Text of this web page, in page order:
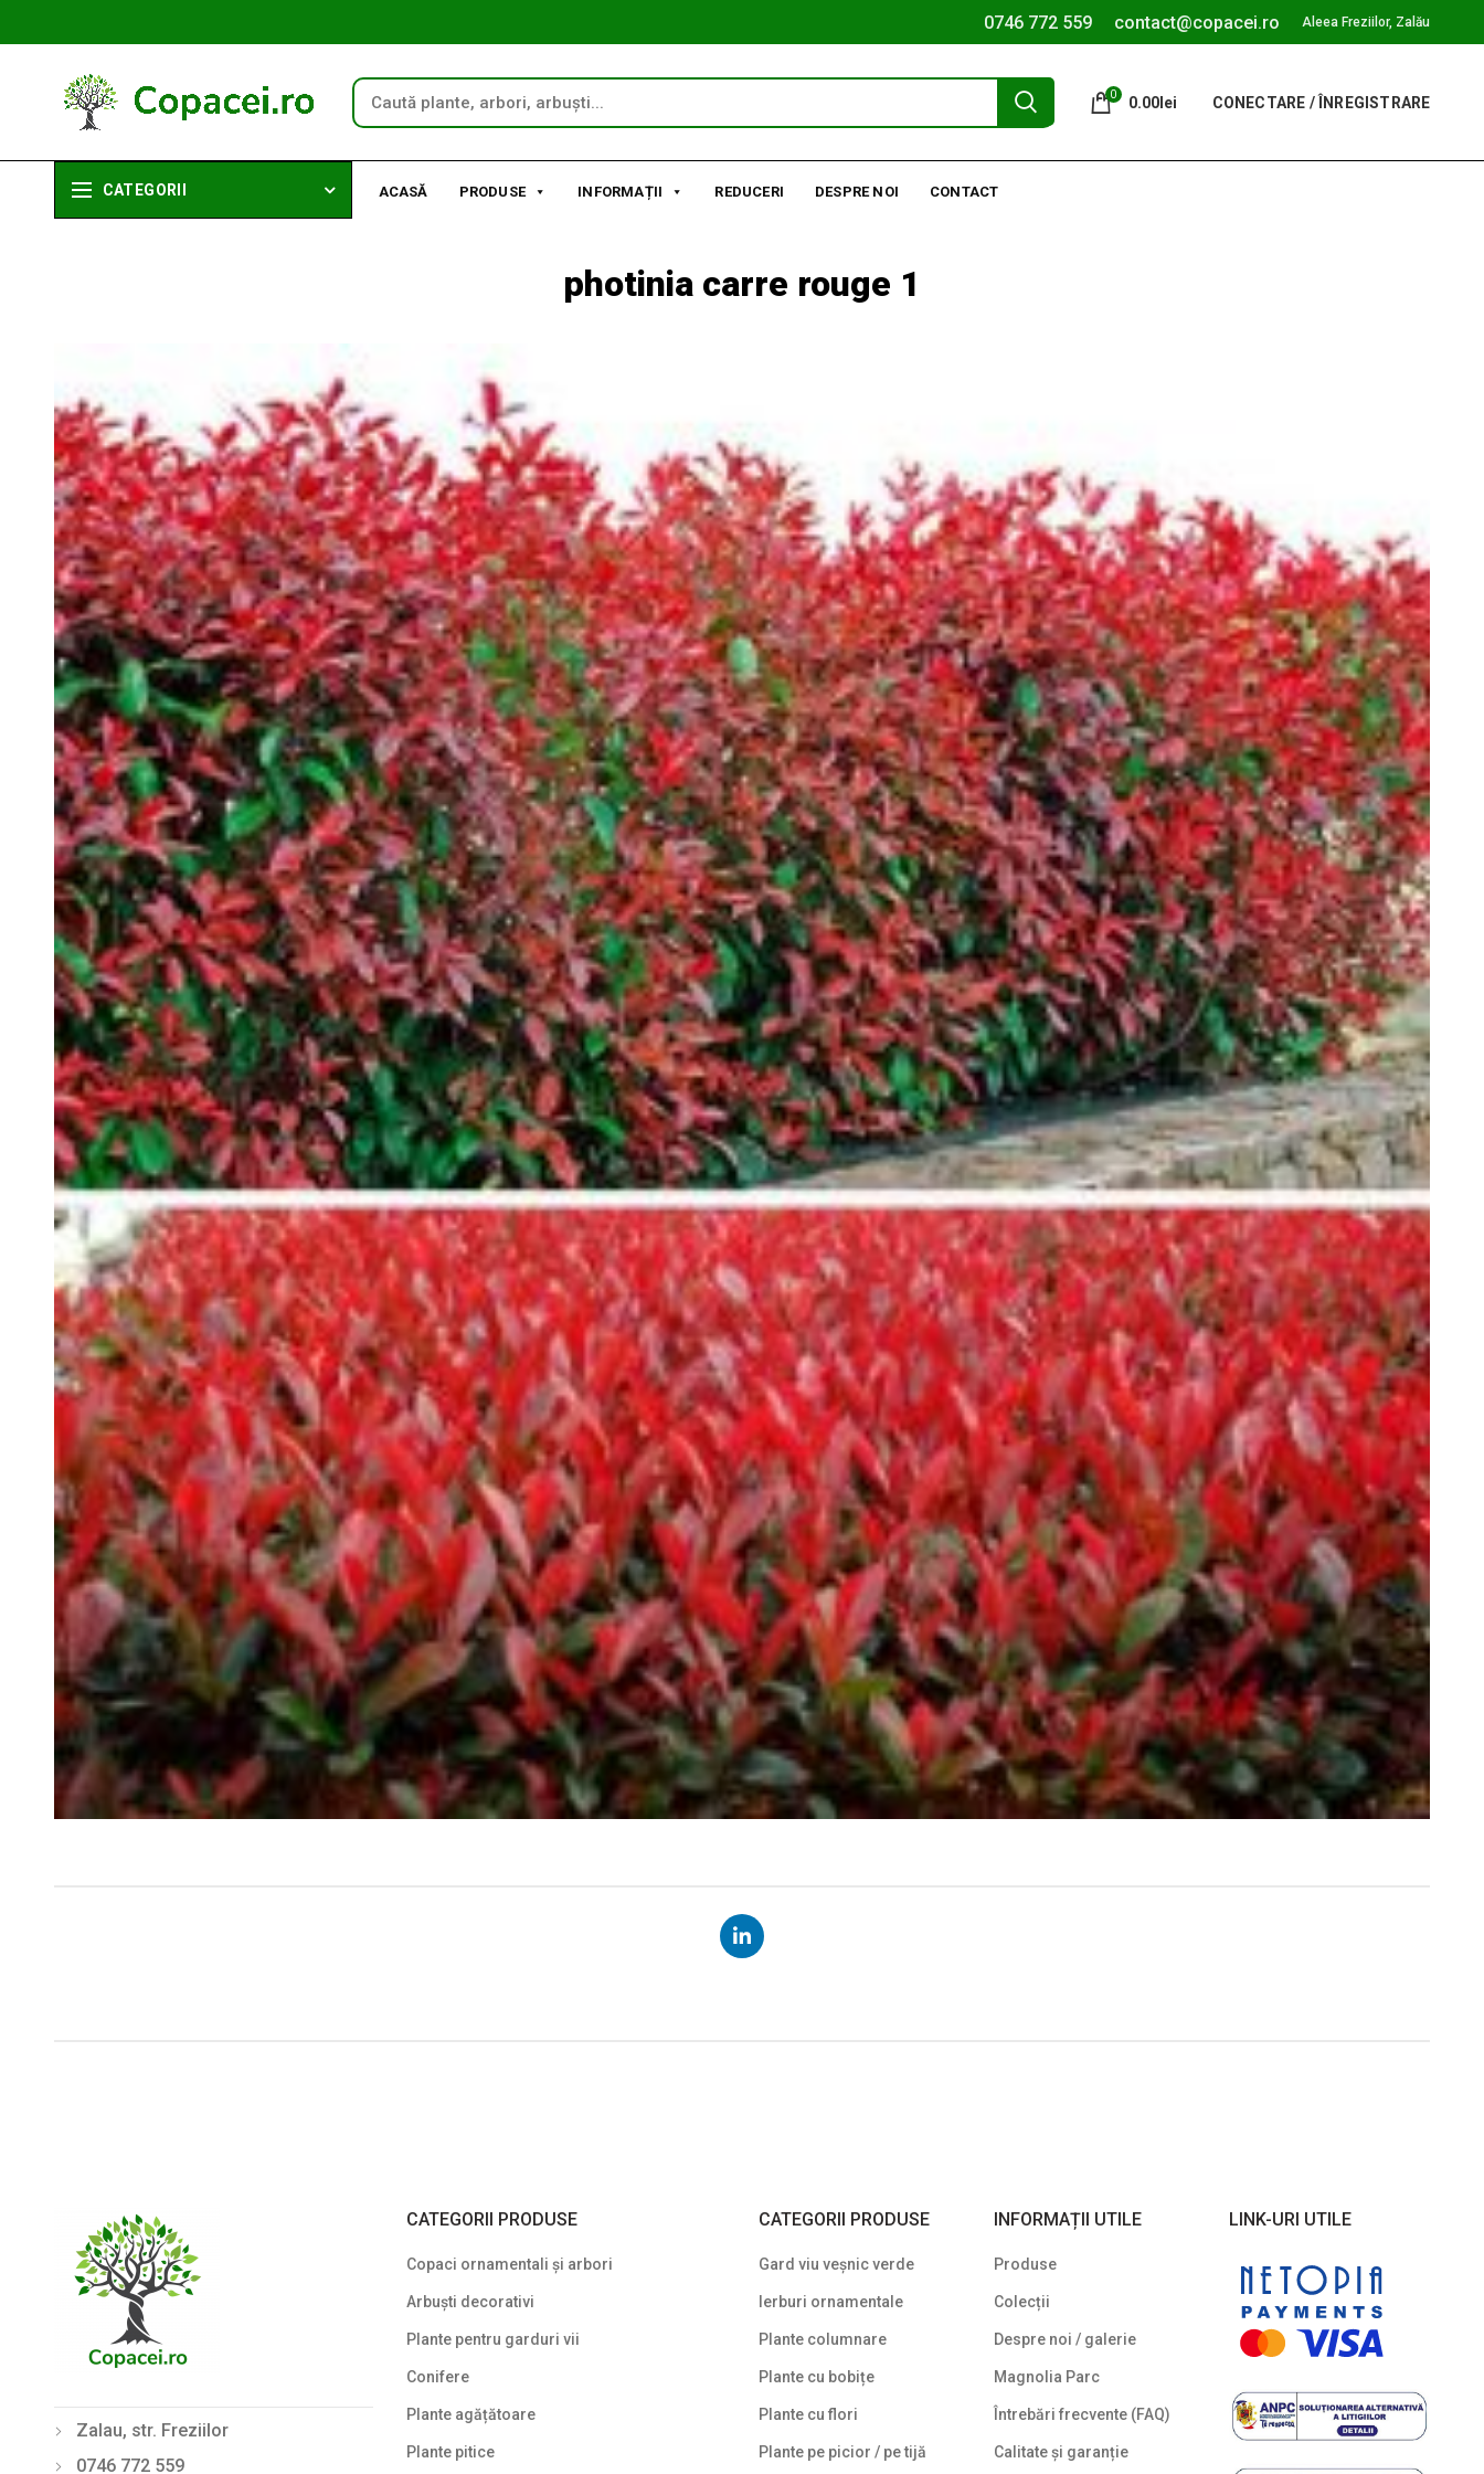
0746 772 559 contact@copacei.ro Aleea Freziilor, Zalău
0 0.00lei CONECTARE / ÎNREGISTRARE
CATEGORII ACASĂ PRODUSE INFORMAȚII REDUCERI DESPRE NOI CONTACT
photinia carre rouge 1
Zalau, str. Freziilor
0746 772 559
CATEGORII PRODUSE
Copaci ornamentali și arbori
Arbuști decorativi
Plante pentru garduri vii
Conifere
Plante agățătoare
Plante pitice
CATEGORII PRODUSE
Gard viu veșnic verde
Ierburi ornamentale
Plante columnare
Plante cu bobițe
Plante cu flori
Plante pe picior / pe tijă
INFORMAȚII UTILE
Produse
Colecții
Despre noi / galerie
Magnolia Parc
Întrebări frecvente (FAQ)
Calitate și garanție
LINK-URI UTILE